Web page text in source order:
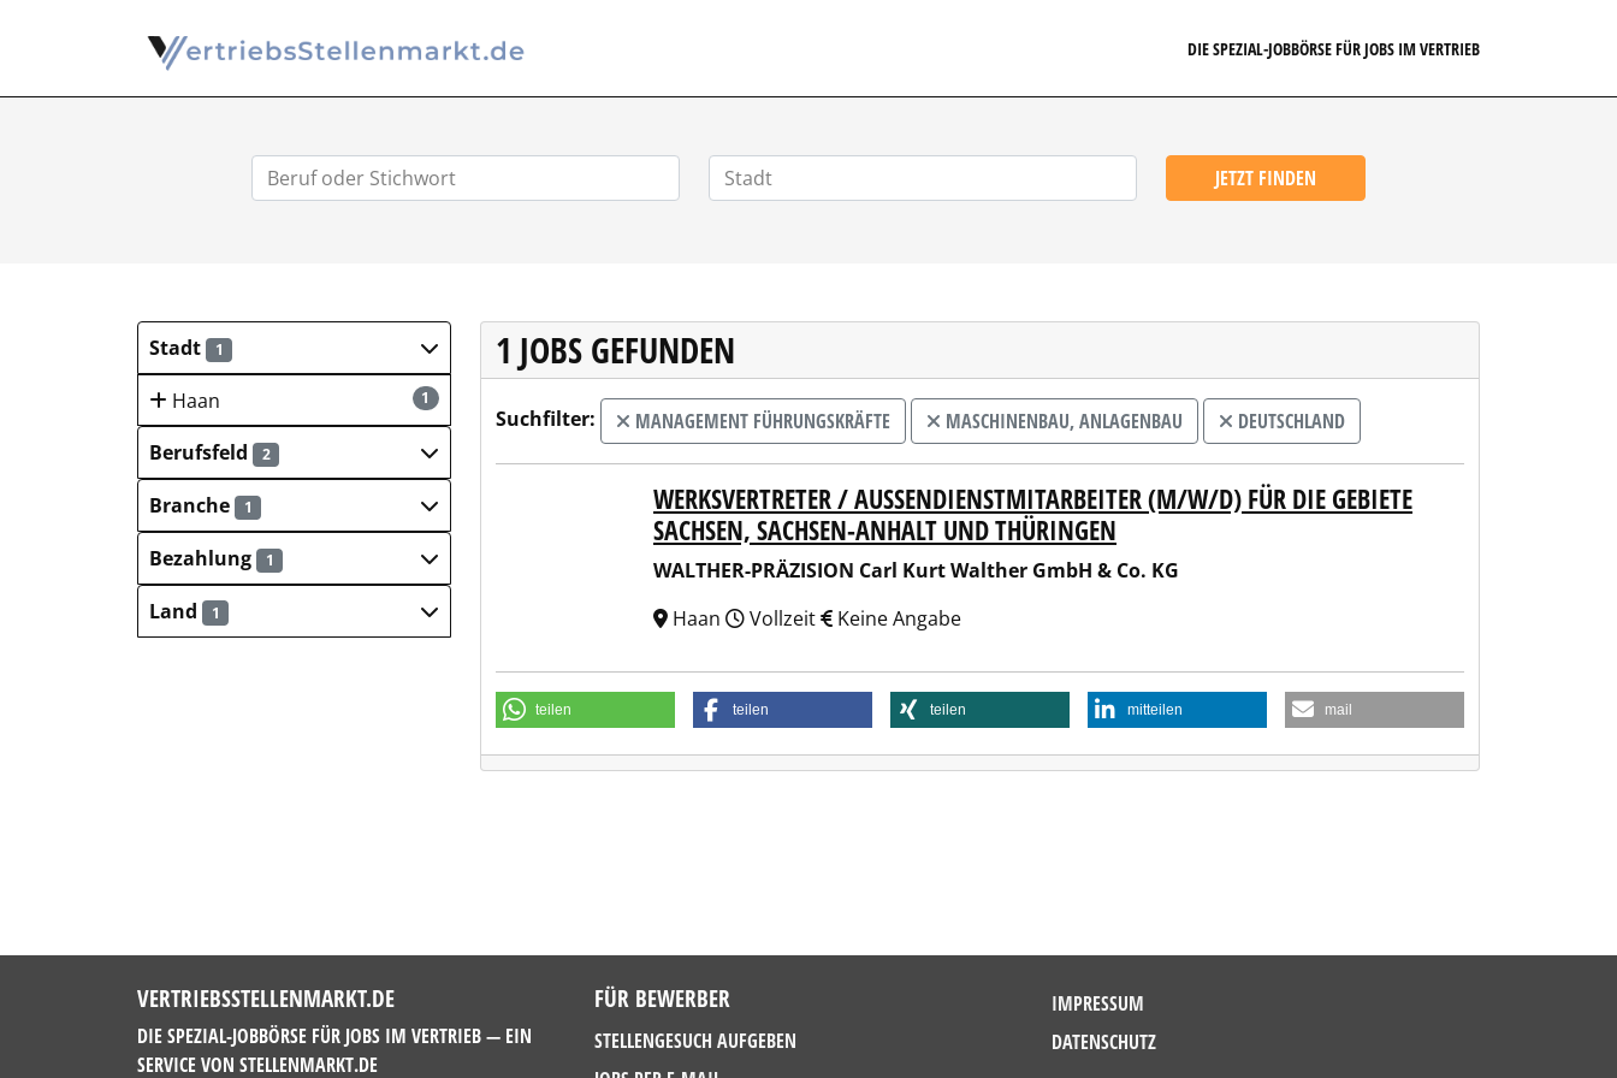
DIE SPEZIAL-JOBBÖRSE FÜR JOBS IM VERTRIEB
JETZT FINDEN
Stadt 1
1
Haan
Berufsfeld
2
Branche 1
Bezahlung 1
Land 1
1 JOBS GEFUNDEN
Suchfilter: MANAGEMENT FÜHRUNGSKRÄFTE MASCHINENBAU, ANLAGENBAU DEUTSCHLAND
WALTHER-PRÄZISION Carl Kurt Walther GmbH & Co. KG
WERKSVERTRETER / AUSSENDIENSTMITARBEITER (M/W/D) FÜR DIE GEBIETE S
ACHSEN, SACHSEN-ANHALT UND THÜRINGEN
WALTHER-PRÄZISION Carl Kurt Walther GmbH & Co. KG
Haan
Vollzeit Keine Angabe
teilen teilen teilen mitteilen mail
VERTRIEBSSTELLENMARKT.DE
DIE SPEZIAL-JOBBÖRSE FÜR JOBS IM VERTRIEB — EIN
SERVICE VON STELLENMARKT.DE
FÜR BEWERBER
STELLENGESUCH AUFGEBEN
IMPRESSUM
DATENSCHUTZ